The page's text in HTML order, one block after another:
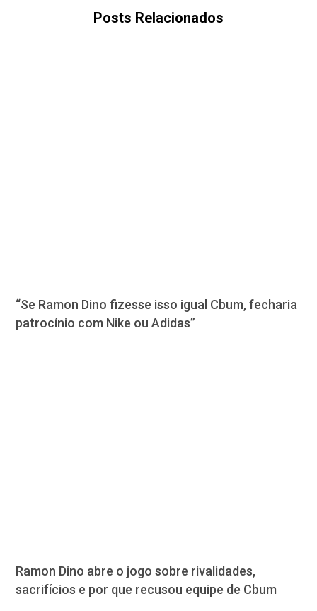
Posts Relacionados
“Se Ramon Dino fizesse isso igual Cbum, fecharia
patrocínio com Nike ou Adidas”
Ramon Dino abre o jogo sobre rivalidades,
sacrifícios e por que recusou equipe de Cbum